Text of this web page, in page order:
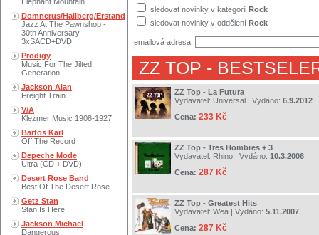
Domnerus/Hallberg/Erstand
Jazz At The Pawnshop -
30th Anniversary
3xSACD+DVD
Prodigy
Music For The Jilted
Generation
Jackson Alan
Freight Train
V/A
Klezmer Music 1908-1927
Bartos Karl
Off The Record
Depeche Mode
Ultra (CD + DVD)
Desert Rose Band
Best Of The Desert Rose..
Getz Stan
Stan Is Here
Jackson Michael
Dangerous
sledovat novinky v kategorii Rock
sledovat novinky v oddělení Rock
emailová adresa:
ZZ TOP -
ZZ Top - La Futura
Vydavatel: Universal | Vydáno: 6.9.2012
Cena: 233 Kč
ZZ Top - Tres Hombres + 3
Vydavatel: Rhino | Vydáno: 10.3.2006
Cena: 287 Kč
ZZ Top - Greatest Hits
Vydavatel: Wea | Vydáno: 5.11.2007
Cena: 287 Kč